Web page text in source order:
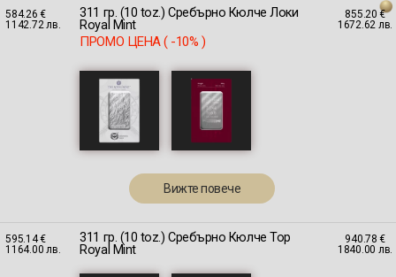
584.26 €
1142.72 лв.
311 гр. (10 toz.) Сребърно Кюлче Локи
Royal Mint
ПРОМО ЦЕНА ( -10% )
Вижте повече
855.20 €
1672.62 лв.
595.14 €
1164.00 лв.
311 гр. (10 toz.) Сребърно Кюлче Тор
Royal Mint
940.78 €
1840.00 лв.